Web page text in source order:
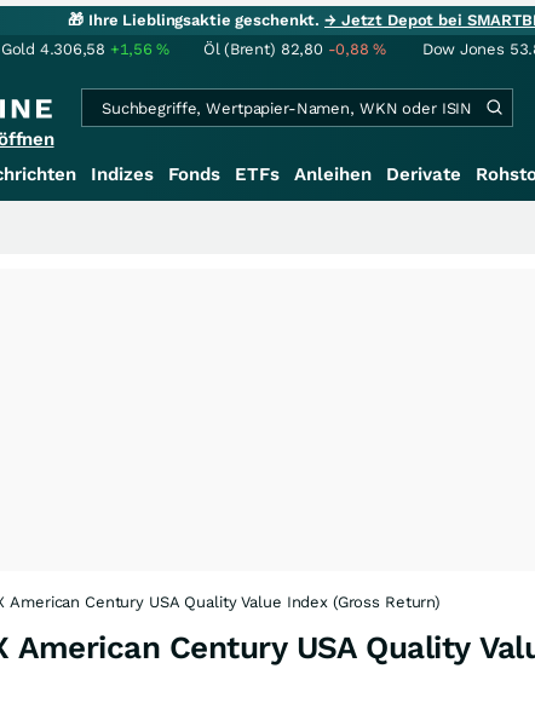
🎁 Ihre Lieblingsaktie geschenkt.→ Jetzt Depot bei
Gold 4.306,58 +1,56% Öl (Brent) 82,80 -0,88% Dow Jones
Indizes Fonds ETFs Anleihen Derivate
American Century USA Quality Value Index (Gross Return)
American Century USA Quality